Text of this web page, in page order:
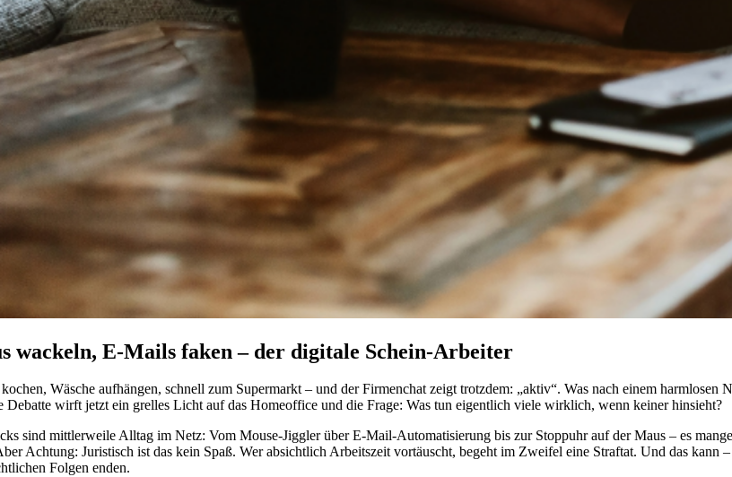
wackeln, E-Mails faken – der digitale Schein-Arbeiter
Wäsche aufhängen, schnell zum Supermarkt – und der Firmenchat zeigt trotzdem: „aktiv“. Was nach einem
Debatte wirft jetzt ein grelles Licht auf das Homeoffice und die Frage: Was tun eigentlich viele wirklich, wenn keiner hinsieht?
sind mittlerweile Alltag im Netz: Vom Mouse-Jiggler über E-Mail-Automatisierung bis zur Stoppuhr auf der Maus – es
Achtung: Juristisch ist das kein Spaß. Wer absichtlich Arbeitszeit vortäuscht, begeht im Zweifel eine Straftat. Und das
Folgen enden.